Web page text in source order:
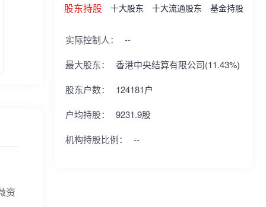
资
奖”。2023年12月,公司荣获SK海力士“最佳
供应商奖”、“最受机构青睐(科创板)上市公司
奖”等荣誉。
股东持股 十大股东 十大流通股东 基金持股
实际控制人：
--
最大股东：
香港中央结算有限公司(11.43%)
股东户数：
124181户
户均持股：
9231.9股
机构持股比例：
--